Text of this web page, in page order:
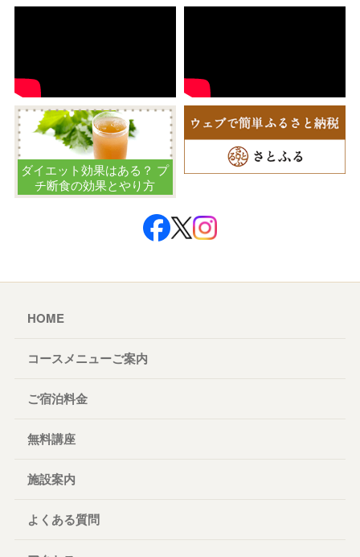
ダイエット効果はある？ プ
チ断食の効果とやり方
HOME
コースメニューご案内
ご宿泊料金
無料講座
施設案内
よくある質問